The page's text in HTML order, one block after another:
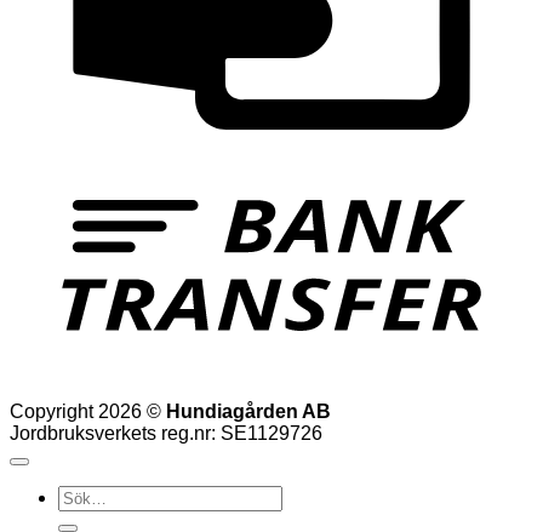
Copyright 2026 © Hundiagården AB
Jordbruksverkets reg.nr: SE1129726
Sök
efter: